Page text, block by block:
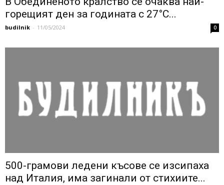
горещият ден за годината с 27°C...
budilnik - 11/05/2024 0
500-грамови ледени късове се изсипаха
над Италия, има загинали от стихиите...